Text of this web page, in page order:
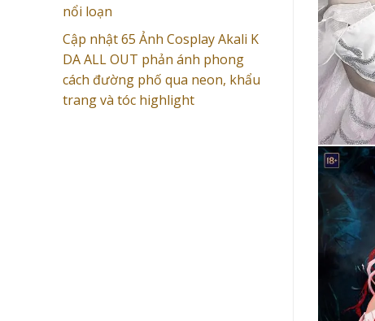
nổi loạn
Cập nhật 65 Ảnh Cosplay Akali K
DA ALL OUT phản ánh phong
cách đường phố qua neon, khẩu
trang và tóc highlight